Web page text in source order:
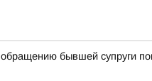
бывшей супруги